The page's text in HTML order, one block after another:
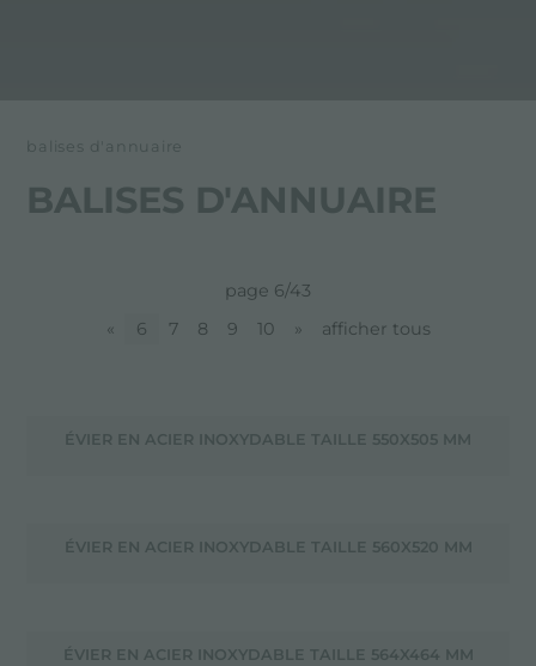
balises d'annuaire
BALISES D'ANNUAIRE
page 6/43
«
6 7 8 9 10 » afficher tous
ÉVIER EN ACIER INOXYDABLE TAILLE 550X505 MM
ÉVIER EN ACIER INOXYDABLE TAILLE 560X520 MM
ÉVIER EN ACIER INOXYDABLE TAILLE 564X464 MM